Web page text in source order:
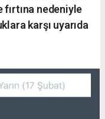
nedeniyle
karşı uyarıda